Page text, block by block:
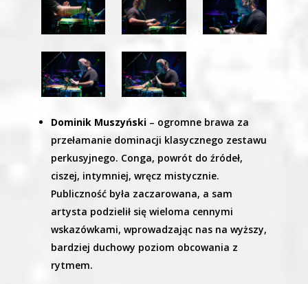
Dominik Muszyński– ogromne brawa za
przełamanie dominacji klasycznego zestawu
perkusyjnego. Conga, powrót do źródeł,
ciszej, intymniej, wręcz mistycznie.
Publiczność była zaczarowana, a sam
artysta podzielił się wieloma cennymi
wskazówkami, wprowadzając nas na wyższy,
bardziej duchowy poziom obcowania z
rytmem.